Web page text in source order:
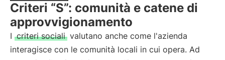
Criteri “S”: comunità e catene di
approvvigionamento
I criteri sociali valutano anche come l'azienda
interagisce con le comunità locali in cui opera. Ad